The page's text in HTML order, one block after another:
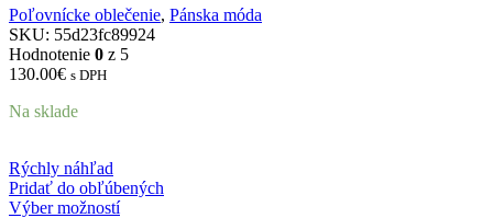
Poľovnícke oblečenie, Pánska móda
SKU: 55d23fc89924
Hodnotenie 0 z 5
130.00€ s DPH
Na sklade
Rýchly náhľad
Pridať do obľúbených
Výber možností